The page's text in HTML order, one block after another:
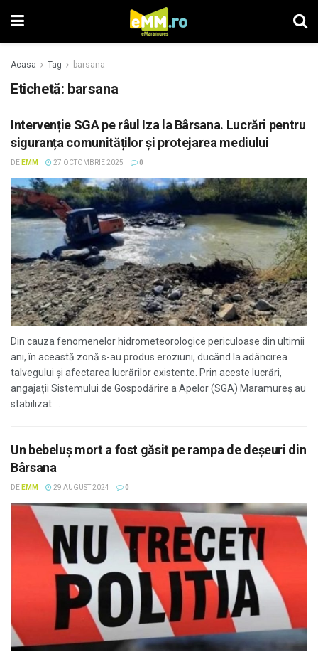
Acasa Tag barsana
Etichetă: barsana
Intervenție SGA pe râul Iza la Bârsana. Lucrări pentru
siguranța comunităților și protejarea mediului
DE EMM 27 OCTOMBRIE 2025 0
Din cauza fenomenelor hidrometeorologice periculoase din ultimii
ani, în această zonă s-au produs eroziuni, ducând la adâncirea
talvegului și afectarea lucrărilor existente. Prin aceste lucrări,
angajații Sistemului de Gospodărire a Apelor (SGA) Maramureș au
stabilizat ...
Un bebeluş mort a fost găsit pe rampa de deşeuri din
Bârsana
DE EMM 29 AUGUST 2024 0